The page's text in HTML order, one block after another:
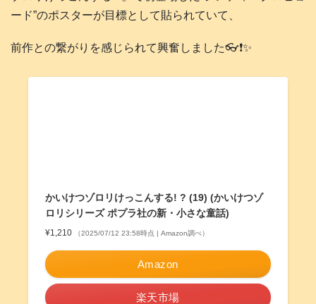
ード”のポスターが目標として貼られていて、
前作との繋がりを感じられて興奮しました👓️❗️✨
かいけつゾロリけっこんする! ? (19) (かいけつゾ
ロリシリーズ ポプラ社の新・小さな童話)
¥1,210 （2025/07/12 23:58時点 | Amazon調べ）
Amazon
楽天市場